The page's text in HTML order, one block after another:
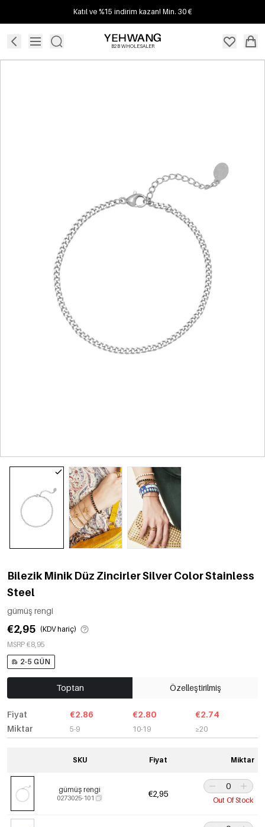
Katıl ve %15 indirim kazan! Min. 30 €
B2B WHOLESALER
Bilezik Minik Düz Zincirler Silver Color Stainless
Steel
gümüş rengi
€2,95 (KDV hariç)
MSRP €8,95
2-5 GÜN
Toptan Özelleştirilmiş
Fiyat
Miktar
€2.86
5-9
€2.80
10-19
€2.74
≥20
SKU Fiyat Miktar
gümüş rengi
0273025-101 €2,95
Out Of Stock